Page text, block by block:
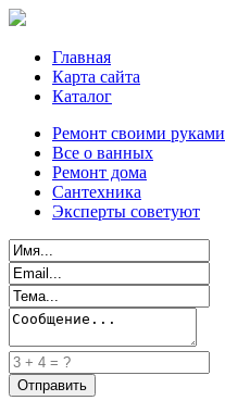
Главная
Карта сайта
Каталог
Ремонт своими руками
Все о ванных
Ремонт дома
Сантехника
Эксперты советуют